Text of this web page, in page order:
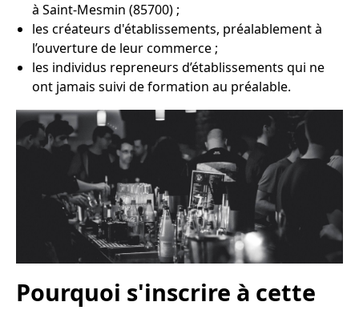
à Saint-Mesmin (85700) ;
les créateurs d'établissements, préalablement à
l’ouverture de leur commerce ;
les individus repreneurs d’établissements qui ne
ont jamais suivi de formation au préalable.
Pourquoi s'inscrire à cette